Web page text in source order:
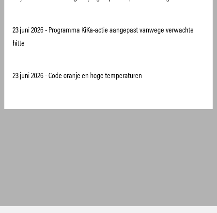
23 juni 2026- Programma KiKa-actie aangepast vanwege verwachte
hitte
23 juni 2026- Code oranje en hoge temperaturen